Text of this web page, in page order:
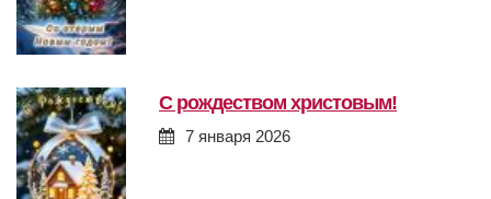
с рождеством христовым!
7 января 2026